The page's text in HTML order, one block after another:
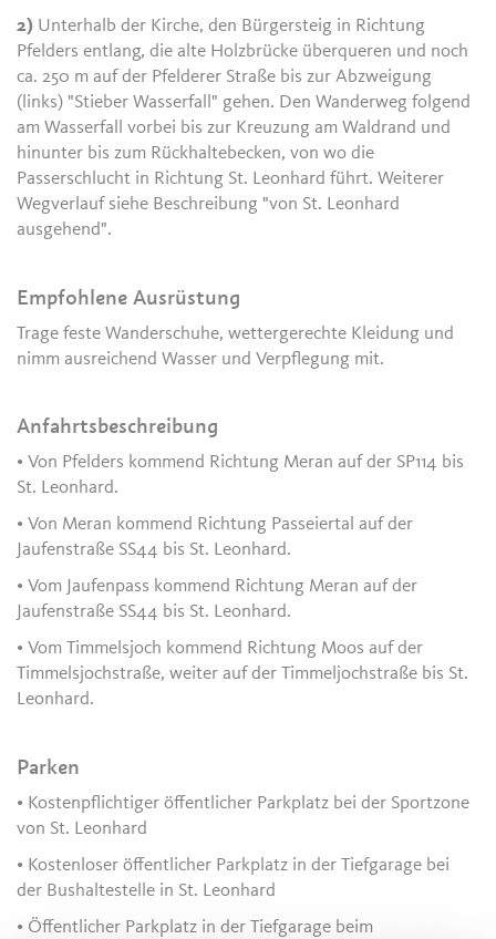
2) Unterhalb der Kirche, den Bürgersteig in Richtung
Pfelders entlang, die alte Holzbrücke überqueren und noch
ca. 250 m auf der Pfelderer Straße bis zur Abzweigung
(links) "Stieber Wasserfall" gehen. Den Wanderweg folgend
am Wasserfall vorbei bis zur Kreuzung am Waldrand und
hinunter bis zum Rückhaltebecken, von wo die
Passerschlucht in Richtung St. Leonhard führt. Weiterer
Wegverlauf siehe Beschreibung "von St. Leonhard
ausgehend".
Empfohlene Ausrüstung
Trage feste Wanderschuhe, wettergerechte Kleidung und
nimm ausreichend Wasser und Verpflegung mit.
Anfahrtsbeschreibung
• Von Pfelders kommend Richtung Meran auf der SP114 bis
St. Leonhard.
• Von Meran kommend Richtung Passeiertal auf der
Jaufenstraße SS44 bis St. Leonhard.
• Vom Jaufenpass kommend Richtung Meran auf der
Jaufenstraße SS44 bis St. Leonhard.
• Vom Timmelsjoch kommend Richtung Moos auf der
Timmelsjochstraße, weiter auf der Timmeljochstraße bis St.
Leonhard.
Parken
• Kostenpflichtiger öffentlicher Parkplatz bei der Sportzone
von St. Leonhard
• Kostenloser öffentlicher Parkplatz in der Tiefgarage bei
der Bushaltestelle in St. Leonhard
• Öffentlicher Parkplatz in der Tiefgarage beim